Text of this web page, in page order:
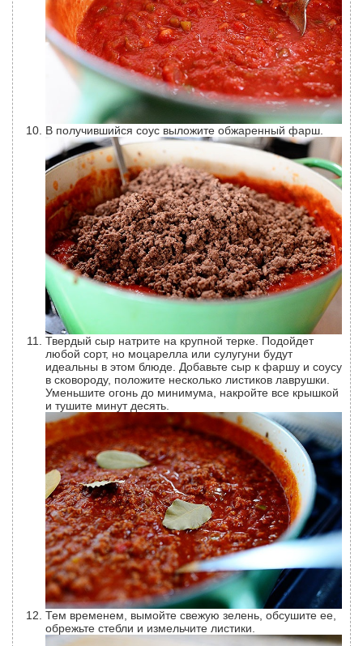
В получившийся соус выложите обжаренный фарш.
Твердый сыр натрите на крупной терке. Подойдет
любой сорт, но моцарелла или сулугуни будут
идеальны в этом блюде. Добавьте сыр к фаршу и соусу
в сковороду, положите несколько листиков лаврушки.
Уменьшите огонь до минимума, накройте все крышкой
и тушите минут десять.
Тем временем, вымойте свежую зелень, обсушите ее,
обрежьте стебли и измельчите листики.